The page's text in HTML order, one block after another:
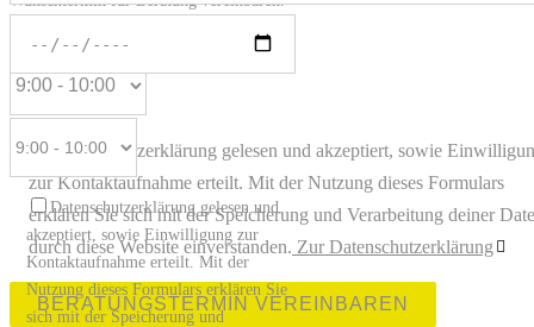
Datenschutzerklärung gelesen und akzeptiert, sowie
zur Kontaktaufnahme erteilt. Mit der Nutzung dieses Formulars
erklären Sie sich mit der Speicherung und Verarbeitung deiner
durch diese Website einverstanden. Zur Datenschutzerklärung
Bitte lasse dieses Feld leer.
Datenschutzerklärung gelesen und
akzeptiert, sowie Einwilligung zur
Kontaktaufnahme erteilt. Mit der
Nutzung dieses Formulars erklären Sie
sich mit der Speicherung und